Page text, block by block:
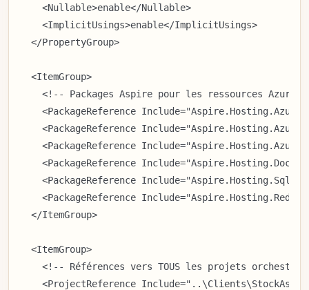
    <Nullable>enable</Nullable>
    <ImplicitUsings>enable</ImplicitUsings>
  </PropertyGroup>
  <ItemGroup>
<!-- Packages Aspire pour les ressources Azure
<PackageReference
<PackageReference
<PackageReference
<PackageReference
<PackageReference
<PackageReference
  </ItemGroup>
  <ItemGroup>
<!-- Références vers TOUS les projets orchestrés
<ProjectReference